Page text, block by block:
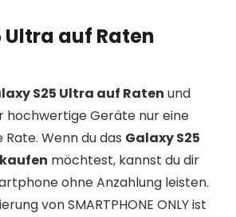
Ultra auf Raten
S25 Ultra auf Raten und
hochwertige Geräte nur eine
Wenn du das Galaxy S25
möchtest, kannst du dir
ohne Anzahlung leisten.
von SMARTPHONE ONLY ist